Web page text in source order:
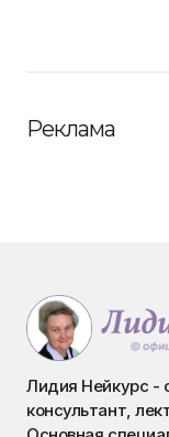
Реклама
Лидия Нейкурс -
консультант,